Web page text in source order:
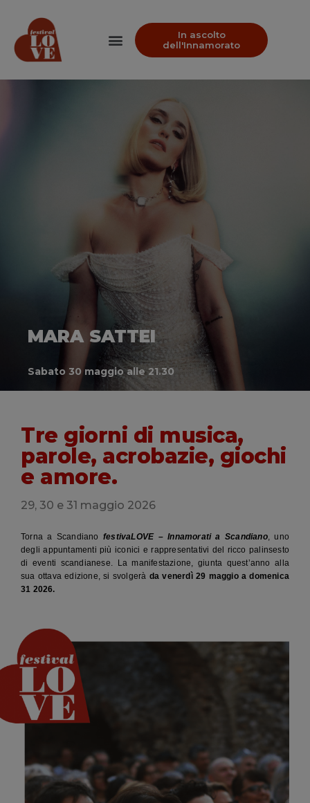
In ascolto
dell'Innamorato
DARDUST
Venerdì 29 Maggio alle 21.30
MARA SATTEI
Sabato 30 maggio alle 21.30
STEFANO MASSINI
Domenica 31 maggio alle 21.30,
biglietti su
Vivatickete c/o Cinema Teatro Boiardo
DARDUST
Venerdì 29 Maggio alle 21.30
MARA SATTEI
Sabato 30 maggio alle 21.30
STEFANO MASSINI
Domenica 31 maggio alle 21.30,
biglietti su
Vivatickete c/o Cinema Teatro Boiardo
DARDUST
Venerdì 29 Maggio alle 21.30
MARA SATTEI
Sabato 30 maggio alle 21.30
STEFANO MASSINI
Domenica 31 maggio alle 21.30,
biglietti su
Vivatickete c/o Cinema Teatro Boiardo
Tre giorni di musica,
parole, acrobazie, giochi
e amore.
29, 30 e 31 maggio 2026
Torna a ScandianofestivaLOVE – Innamorati a Scandiano, uno
degli appuntamenti più iconici e rappresentativi del ricco palinsesto
di eventi scandianese. La manifestazione, giunta quest’anno alla
sua ottava edizione, si svolgerà da venerdì 29 maggio a domenica
31 2026.